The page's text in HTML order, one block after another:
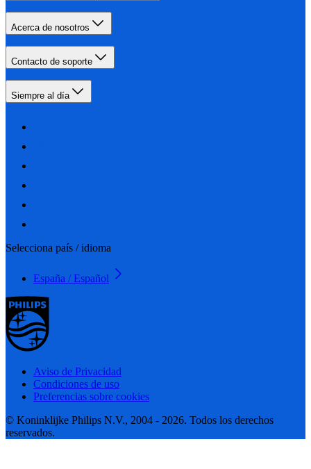
Acerca de nosotros
Contacto de soporte
Siempre al día
Selecciona país / idioma
España / Español
Aviso de Privacidad
Condiciones de uso
Preferencias sobre cookies
© Koninklijke Philips N.V., 2004 - 2026. Todos los derechos
reservados.